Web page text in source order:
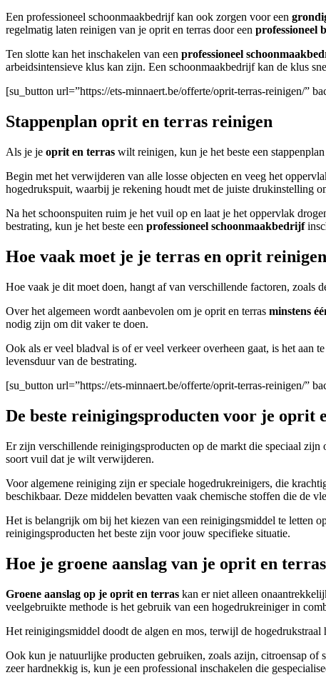
Een professioneel schoonmaakbedrijf kan ook zorgen voor een
regelmatig laten reinigen van je oprit en terras door een professioneel
Ten slotte kan het inschakelen van een professioneel
arbeidsintensieve klus kan zijn. Een schoonmaakbedrijf kan de klus
[su_button url=”https://ets-minnaert.be/offerte/oprit-terras-reinigen/”
Stappenplan oprit en terras reinigen
Als je je oprit en terras wilt reinigen, kun je het beste een
Begin met het verwijderen van alle losse objecten en veeg het
hogedrukspuit, waarbij je rekening houdt met de juiste drukinstelling
Na het schoonspuiten ruim je het vuil op en laat je het oppervlak
bestrating, kun je het beste een professioneel schoonmaakbedrijf
Hoe vaak moet je je terras en oprit
Hoe vaak je dit moet doen, hangt af van verschillende factoren, zoals
Over het algemeen wordt aanbevolen om je oprit en terras minstens
nodig zijn om dit vaker te doen.
Ook als er veel bladval is of er veel verkeer overheen gaat, is het aan
levensduur van de bestrating.
[su_button url=”https://ets-minnaert.be/offerte/oprit-terras-reinigen/”
De beste reinigingsproducten voor je oprit
Er zijn verschillende reinigingsproducten op de markt die speciaal
soort vuil dat je wilt verwijderen.
Voor algemene reiniging zijn er speciale hogedrukreinigers, die
beschikbaar. Deze middelen bevatten vaak chemische stoffen die de
Het is belangrijk om bij het kiezen van een reinigingsmiddel te letten
reinigingsproducten het beste zijn voor jouw specifieke situatie.
Hoe je groene aanslag van je oprit en
Groene aanslag op je oprit en terras kan er niet alleen
veelgebruikte methode is het gebruik van een hogedrukreiniger in
Het reinigingsmiddel doodt de algen en mos, terwijl de hogedrukstraal
Ook kun je natuurlijke producten gebruiken, zoals azijn, citroensap of
zeer hardnekkig is, kun je een professional inschakelen die